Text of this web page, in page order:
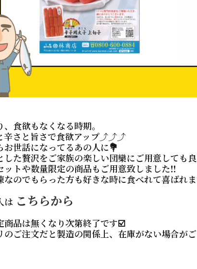
食欲もなくなる時期。
辛さと旨さで食欲アップ⤴️⤴️⤴️
お世話になってるあの人に💐
した贅沢をご家族の楽しい団欒にご用意しても
ットや数量限定の商品もご用意致しました‼️
なのでもらった方も好きな時に食べれて喜ばれ
は こちらから
商品は無くなり次第終了です☑️
のご注文だと製造の関係上、在庫がない場合が